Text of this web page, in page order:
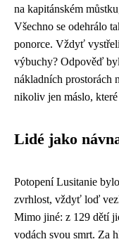
na kapitánském
Všechno se odehrálo
ponorce. Vždyť
výbuchy? Odpověď
nákladních prostorách
nikoliv jen máslo,
Lidé jako
Potopení Lusitanie
zvrhlost, vždyť loď
Mimo jiné: z 129 dětí
vodách svou smrt. Za